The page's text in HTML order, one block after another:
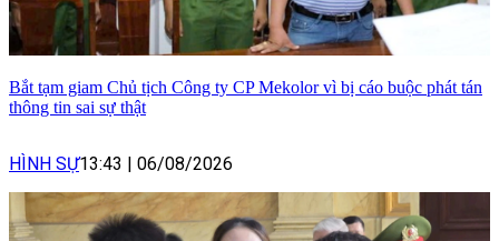
Bắt tạm giam Chủ tịch Công ty CP Mekolor vì bị cáo buộc phát tán
thông tin sai sự thật
HÌNH SỰ13:43 06/08/2026